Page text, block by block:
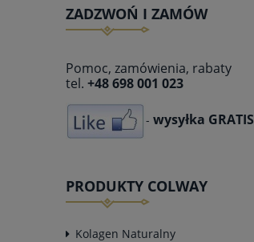
ZADZWOŃ I ZAMÓW
Pomoc, zamówienia, rabaty
tel. +48 698 001 023
- wysyłka GRATIS
PRODUKTY COLWAY
Kolagen Naturalny